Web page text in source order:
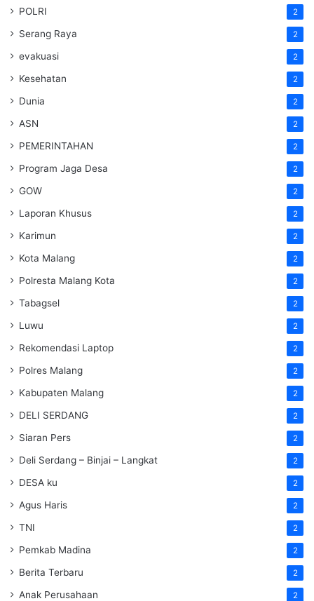
POLRI 2
Serang Raya 2
evakuasi 2
Kesehatan 2
Dunia 2
ASN 2
PEMERINTAHAN 2
Program Jaga Desa 2
GOW 2
Laporan Khusus 2
Karimun 2
Kota Malang 2
Polresta Malang Kota 2
Tabagsel 2
Luwu 2
Rekomendasi Laptop 2
Polres Malang 2
Kabupaten Malang 2
DELI SERDANG 2
Siaran Pers 2
Deli Serdang – Binjai – Langkat 2
DESA ku 2
Agus Haris 2
TNI 2
Pemkab Madina 2
Berita Terbaru 2
Anak Perusahaan 2